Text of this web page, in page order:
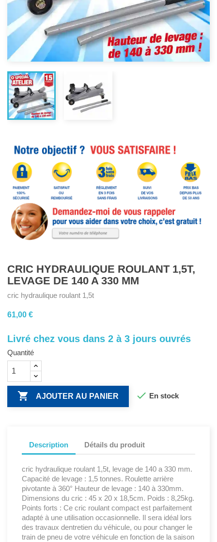
CRIC HYDRAULIQUE ROULANT 1,5T,
LEVAGE DE 140 A 330 MM
cric hydraulique roulant 1,5t
61,00 €
Livré chez vous dans 2 à 3 jours ouvrés
Quantité
 AJOUTER AU PANIER  En stock
Description Détails du produit
cric hydraulique roulant 1,5t, levage de 140 a 330 mm.
Capacité de levage : 1,5 tonnes. Roulette arrière
pivotante à 360° Hauteur de levage : 140 à 330mm.
Dimensions du cric : 45 x 20 x 18,5cm. Poids : 8,25kg.
Points forts : Ce cric roulant compact est parfaitement
adapté à une utilisation occasionnelle. Il sera idéal lors
des travaux dentretien du véhicule, ou pour changer le
train de pneu de votre véhicule en fonction de la saison